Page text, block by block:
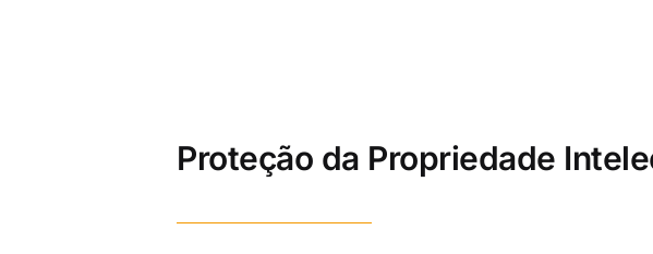
Proteção da Propriedade